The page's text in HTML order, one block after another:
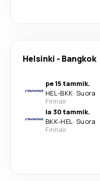
Helsinki - Bangkok
pe 15 tammik.
HEL-BKK· Suora
Finnair
la 30 tammik.
BKK-HEL· Suora
Finnair